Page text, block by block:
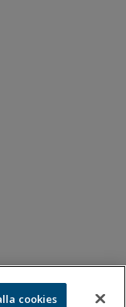
cookies